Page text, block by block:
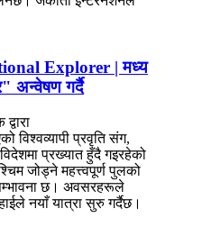
Explorer | मध्य
अन्वेषण गर्दै
विश्वव्यापी प्रवृति संग,
प्रख्यात हुँदै गइरहेको
जोड्ने महत्त्वपूर्ण पुलको
छ। अवसरहरूले
नयाँ यात्रा सुरु गर्दैछ।